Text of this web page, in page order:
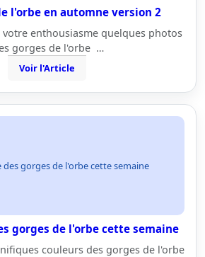
l'orbe en automne version 2
enthousiasme quelques photos
gorges de l'orbe …
Voir l'Article
des gorges de l'orbe cette semaine
gorges de l'orbe cette semaine
couleurs des gorges de l'orbe